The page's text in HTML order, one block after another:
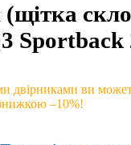
(щітка
Sportback
двірниками ви
–10%!